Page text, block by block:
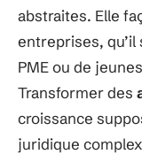
abstraites. Elle
entreprises, qu’il
PME ou de
Transformer des
croissance
juridique